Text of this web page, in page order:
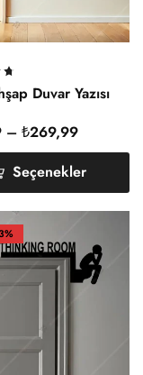
Duvar Yazısı
– ₺269,99
Seçenekler